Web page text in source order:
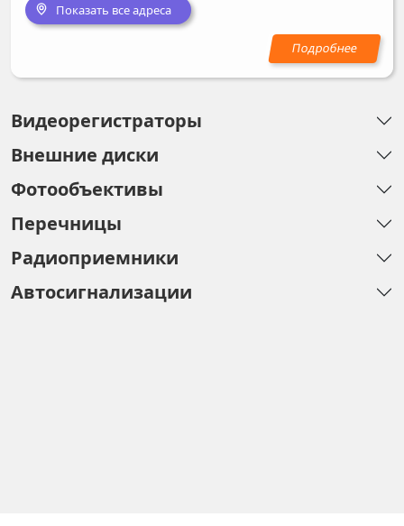
Показать все адреса
Видеорегистраторы
Внешние диски
Фотообъективы
Перечницы
Радиоприемники
Автосигнализации